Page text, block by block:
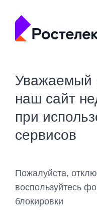
Уважаемый
наш сайт
при
сервисов
Пожалуйста,
воспользуйтесь
блокировки